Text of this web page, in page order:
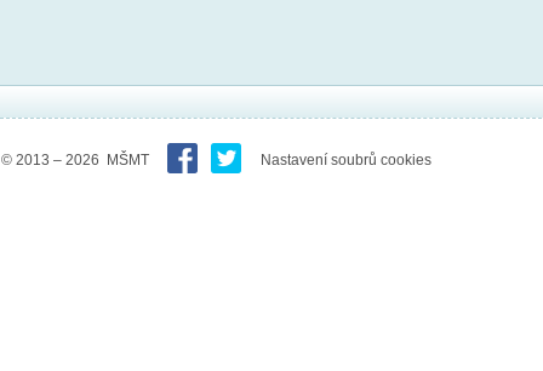
© 2013 – 2026 MŠMT Nastavení soubrů cookies